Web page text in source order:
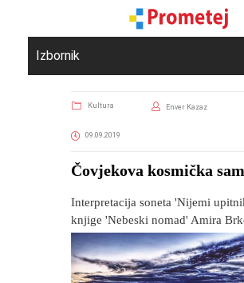
Izbornik
Kultura Enver Kazaz
09.09.2019
Čovjekova kosmička
Interpretacija soneta 'Nijemi
knjige 'Nebeski nomad' Amira